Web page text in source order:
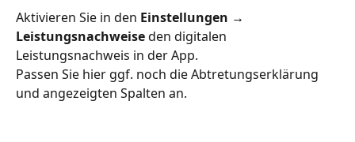
Aktivieren Sie in den Einstellungen →
Leistungsnachweise den digitalen
Leistungsnachweis in der App.
Passen Sie hier ggf. noch die Abtretungserklärung
und angezeigten Spalten an.